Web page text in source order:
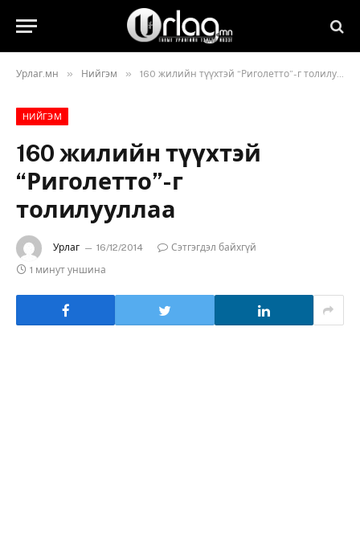
Урлаг.мн » Нийгэм » 160 жилийн түүхтэй “Риголетто”-г толилууллаа
НИЙГЭМ
160 жилийн түүхтэй
“Риголетто”-г
толилууллаа
Урлаг 16/12/2014
Сэтгэгдэл байхгүй
1 минут уншина